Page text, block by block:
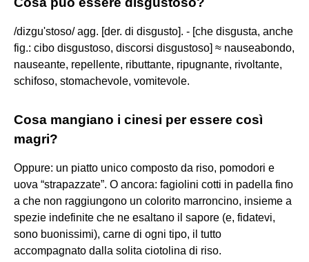
/dizgu'stoso/ agg. [der. di disgusto]. - [che disgusta, anche
fig.: cibo disgustoso, discorsi disgustoso] ≈ nauseabondo,
nauseante, repellente, ributtante, ripugnante, rivoltante,
schifoso, stomachevole, vomitevole.
Cosa mangiano i cinesi per essere così
magri?
Oppure: un piatto unico composto da riso, pomodori e
uova “strapazzate”. O ancora: fagiolini cotti in padella fino
a che non raggiungono un colorito marroncino, insieme a
spezie indefinite che ne esaltano il sapore (e, fidatevi,
sono buonissimi), carne di ogni tipo, il tutto
accompagnato dalla solita ciotolina di riso.